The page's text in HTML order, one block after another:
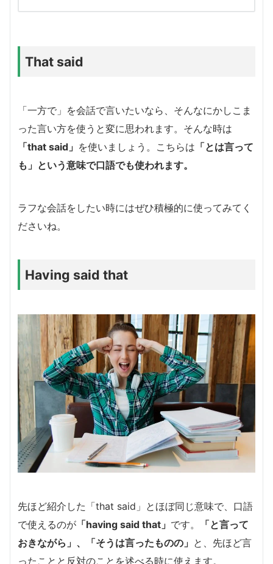
That said
「一方で」を会話で言いたいなら、そんなにかしこま
った言い方を使うと変に思われます。そんな時は
「that said」 を使いましょう。こちらは 「とは言って
も」という意味で口語でも使われます。
ラフな会話をしたい時にはぜひ積極的に使ってみてく
ださいね。
Having said that
先ほど紹介した「that said」とほぼ同じ意味で、口語
で使えるのが 「having said that」 です。
「と言って
おきながら」、「そうは言ったものの」 と、先ほど言
ったことと反対のことを述べる時に使えます。